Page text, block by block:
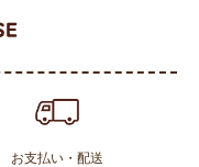
お支払い・配送